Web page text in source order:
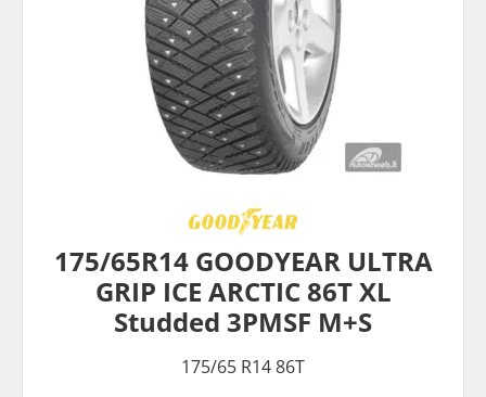
175/65R14 GOODYEAR ULTRA
GRIP ICE ARCTIC 86T XL
Studded 3PMSF M+S
175/65 R14 86T